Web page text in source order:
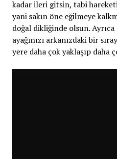
kadar ileri gitsin, tabi
yani sakın öne eğilmeye
doğal dikliğinde olsun.
ayağınızı arkanızdaki bir
yere daha çok yaklaşıp daha